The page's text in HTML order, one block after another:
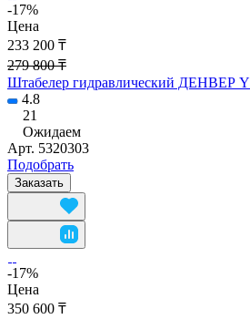
-17%
Цена
233 200 ₸
279 800 ₸
Штабелер гидравлический ДЕНВЕР
4.8
21
Ожидаем
Арт. 5320303
Подобрать
Заказать
-17%
Цена
350 600 ₸